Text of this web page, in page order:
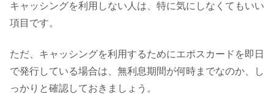
キャッシングを利用しない人は、特に気にしなくてもいい
項目です。
ただ、キャッシングを利用するためにエポスカードを即日
で発行している場合は、無利息期間が何時までなのか、し
っかりと確認しておきましょう。